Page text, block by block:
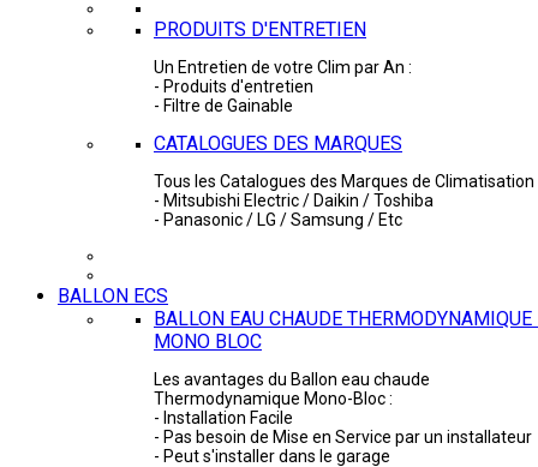
PRODUITS D'ENTRETIEN
Un Entretien de votre Clim par An :
- Produits d'entretien
- Filtre de Gainable
CATALOGUES DES MARQUES
Tous les Catalogues des Marques de Climatisation
- Mitsubishi Electric / Daikin / Toshiba
- Panasonic / LG / Samsung / Etc
BALLON ECS
BALLON EAU CHAUDE THERMODYNAMIQUE
MONO BLOC
Les avantages du Ballon eau chaude
Thermodynamique Mono-Bloc :
- Installation Facile
- Pas besoin de Mise en Service par un installateur
- Peut s'installer dans le garage